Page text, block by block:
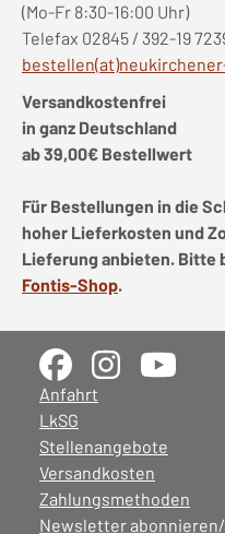
(Mo-Fr 8:30-16:00 Uhr)
Telefax 02845 / 392-19
Versandkostenfrei
in ganz Deutschland
ab 39,00€ Bestellwert
Für Bestellungen in die
hoher Lieferkosten und
Lieferung anbieten. Bitte
Fontis-Shop.
Anfahrt
LkSG
Stellenangebote
Versandkosten
Zahlungsmethoden
Newsletter